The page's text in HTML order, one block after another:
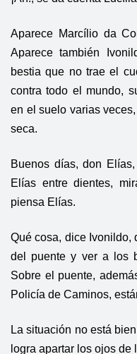
Aparece Marcílio da
Aparece también
bestia que no trae el
contra todo el mundo,
en el suelo varias
seca.
Buenos días, don
Elías entre dientes,
piensa Elías.
Qué cosa, dice Ivonildo,
del puente y ver a los
Sobre el puente,
Policía de Caminos,
La situación no está
logra apartar los ojos de